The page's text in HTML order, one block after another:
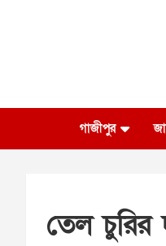
গাজীপুর
তেল চুরির